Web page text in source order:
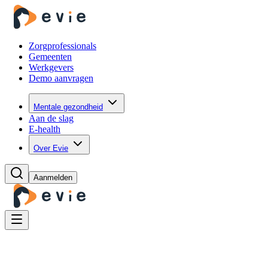
Zorgprofessionals
Gemeenten
Werkgevers
Demo aanvragen
Mentale gezondheid
Aan de slag
E-health
Over Evie
Aanmelden